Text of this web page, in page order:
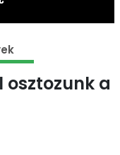
osztozunk a